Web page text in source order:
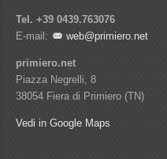
Tel. +39 0439.763076
E-mail:
web@primiero.net
primiero.net
Piazza Negrelli, 8
38054 Fiera di Primiero (TN)
Vedi in Google Maps